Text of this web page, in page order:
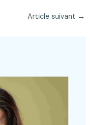
Article suivant →